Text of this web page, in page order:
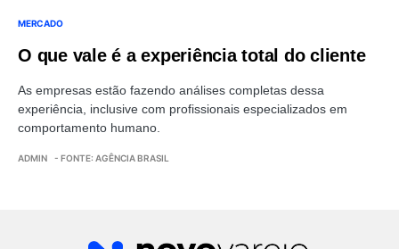
MERCADO
O que vale é a experiência total do cliente
As empresas estão fazendo análises completas dessa
experiência, inclusive com profissionais especializados em
comportamento humano.
ADMIN - FONTE: AGÊNCIA BRASIL